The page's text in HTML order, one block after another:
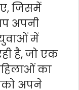
जिसमें
अपनी
में
है, जो एक
का
अपने